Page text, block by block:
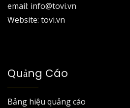
email: info@tovi.vn
Website: tovi.vn
Quảng Cáo
Bảng hiệu quảng cáo